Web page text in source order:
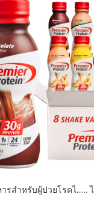
สำหรับผู้ป่วยโรคไ……